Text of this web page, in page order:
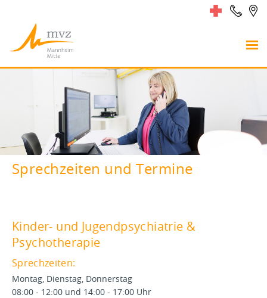
Sprechzeiten und Termine
Kinder- und Jugendpsychiatrie &
Psychotherapie
Sprechzeiten:
Montag, Dienstag, Donnerstag
08:00 - 12:00 und 14:00 - 17:00 Uhr